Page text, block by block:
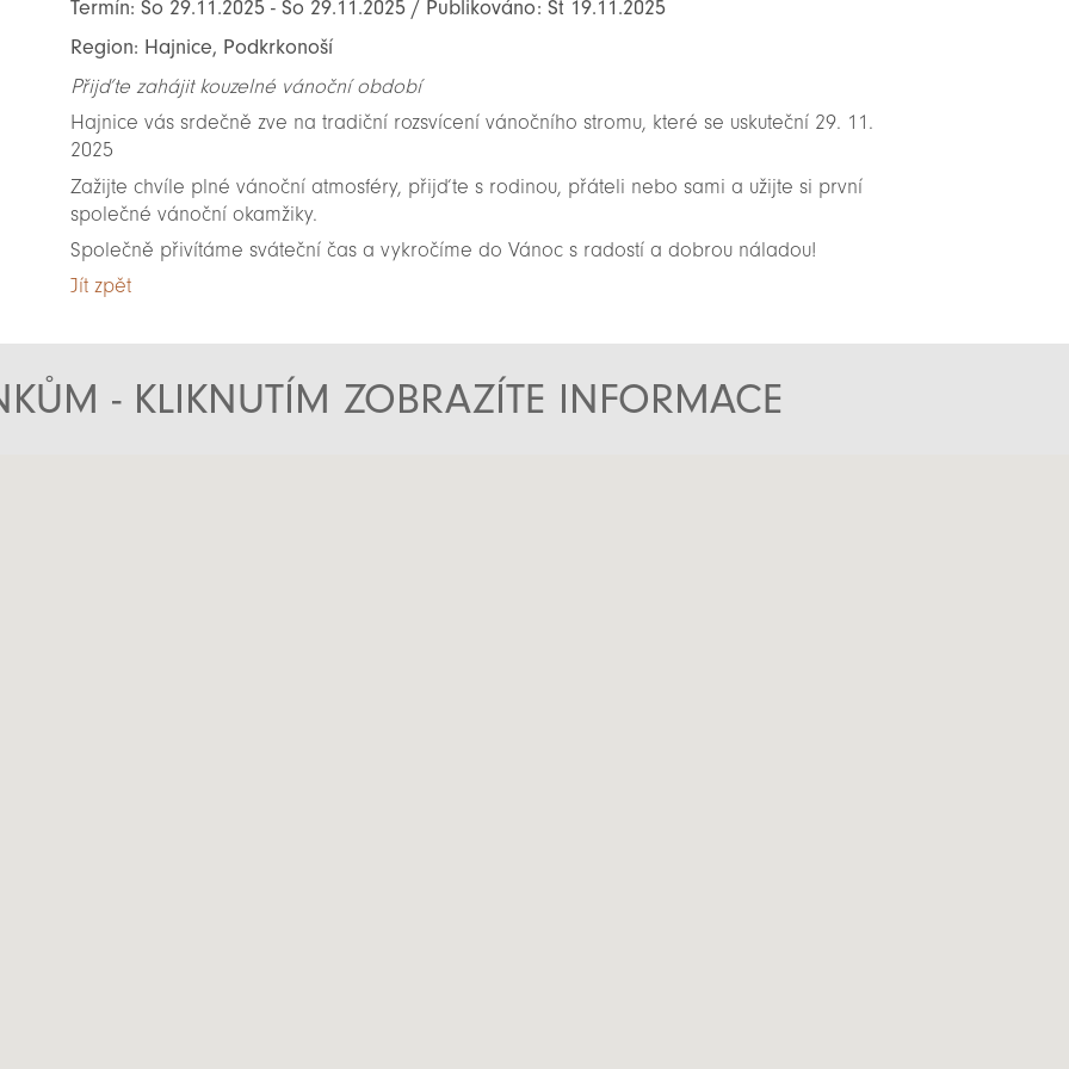
Termín: So 29.11.2025 - So 29.11.2025 / Publikováno: St 19.11.2025
Region: Hajnice, Podkrkonoší
Přijďte zahájit kouzelné vánoční období
Hajnice vás srdečně zve na tradiční rozsvícení vánočního stromu, které se uskuteční 29. 11.
2025
Zažijte chvíle plné vánoční atmosféry, přijďte s rodinou, přáteli nebo sami a užijte si první
společné vánoční okamžiky.
Společně přivítáme sváteční čas a vykročíme do Vánoc s radostí a dobrou náladou!
Jít zpět
- KLIKNUTÍM ZOBRAZÍTE INFORMACE